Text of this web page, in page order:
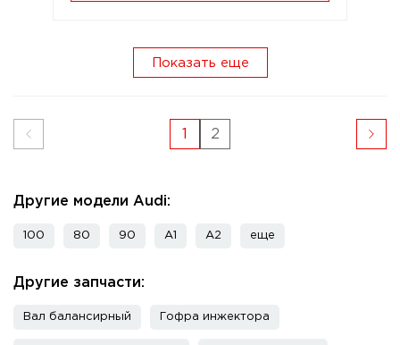
Показать еще
1 2
Другие модели Audi:
100 80 90 A1 A2 еще
Другие запчасти:
Вал балансирный Гофра инжектора